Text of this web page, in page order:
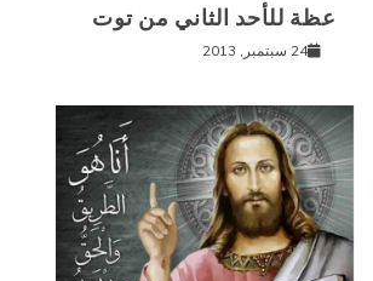
عظة للأحد الثاني من توت
24 سبتمبر, 2013